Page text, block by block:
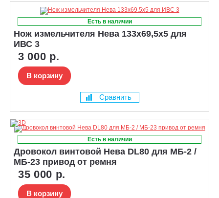
Есть в наличии
Нож измельчителя Нева 133x69,5x5 для
ИВС 3
3 000 р.
В корзину
Сравнить
Есть в наличии
Дровокол винтовой Нева DL80 для МБ-2 /
МБ-23 привод от ремня
35 000 р.
В корзину